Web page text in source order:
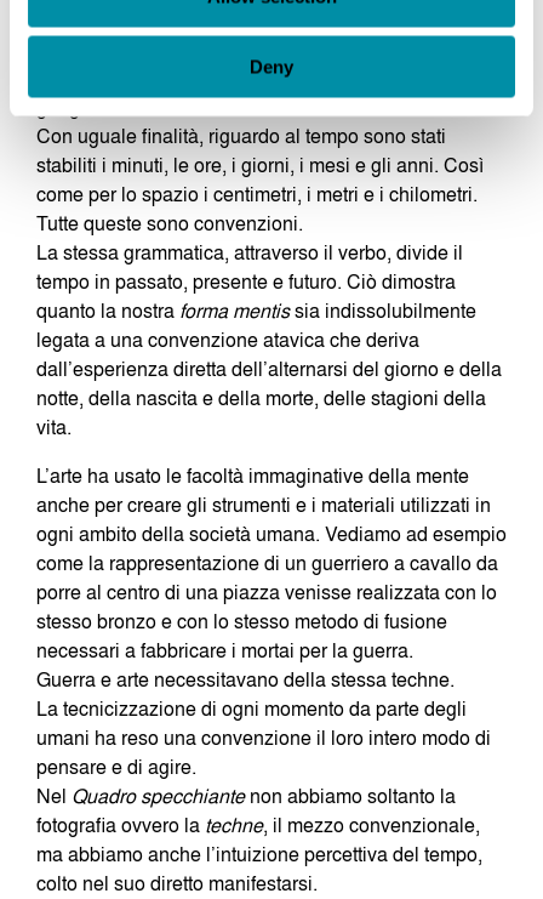
Deny
sono i numeri, le parole, le note, le leggi e le carte
geografiche.
Con uguale finalità, riguardo al tempo sono stati
stabiliti i minuti, le ore, i giorni, i mesi e gli anni. Così
come per lo spazio i centimetri, i metri e i chilometri.
Tutte queste sono convenzioni.
La stessa grammatica, attraverso il verbo, divide il
tempo in passato, presente e futuro. Ciò dimostra
quanto la nostra forma mentissia indissolubilmente
legata a una convenzione atavica che deriva
dall’esperienza diretta dell’alternarsi del giorno e della
notte, della nascita e della morte, delle stagioni della
vita.
L’arte ha usato le facoltà immaginative della mente
anche per creare gli strumenti e i materiali utilizzati in
ogni ambito della società umana. Vediamo ad esempio
come la rappresentazione di un guerriero a cavallo da
porre al centro di una piazza venisse realizzata con lo
stesso bronzo e con lo stesso metodo di fusione
necessari a fabbricare i mortai per la guerra.
Guerra e arte necessitavano della stessa techne.
La tecnicizzazione di ogni momento da parte degli
umani ha reso una convenzione il loro intero modo di
pensare e di agire.
Nel Quadro specchiantenon abbiamo soltanto la
fotografia ovvero la techne, il mezzo convenzionale,
ma abbiamo anche l’intuizione percettiva del tempo,
colto nel suo diretto manifestarsi.